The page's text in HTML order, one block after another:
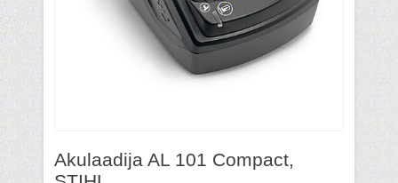
Akulaadija AL 101 Compact,